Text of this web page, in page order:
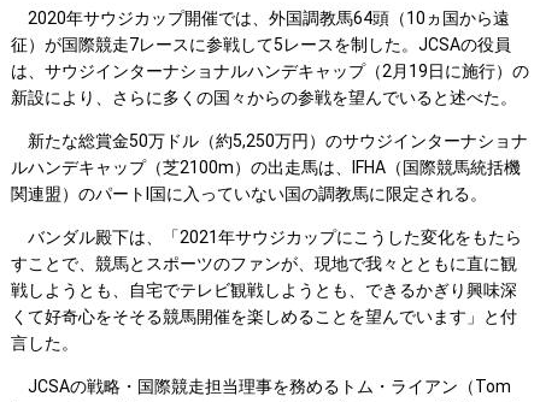
2020年サウジカップ開催では、外国調教馬64頭（10ヵ国から遠
征）が国際競走7レースに参戦して5レースを制した。JCSAの役員
は、サウジインターナショナルハンデキャップ（2月19日に施行）の
新設により、さらに多くの国々からの参戦を望んでいると述べた。
新たな総賞金50万ドル（約5,250万円）のサウジインターナショナ
ルハンデキャップ（芝2100m）の出走馬は、IFHA（国際競馬統括機
関連盟）のパートI国に入っていない国の調教馬に限定される。
バンダル殿下は、「2021年サウジカップにこうした変化をもたら
すことで、競馬とスポーツのファンが、現地で我々とともに直に観
戦しようとも、自宅でテレビ観戦しようとも、できるかぎり興味深
くて好奇心をそそる競馬開催を楽しめることを望んでいます」と付
言した。
JCSAの戦略・国際競走担当理事を務めるトム・ライアン（Tom